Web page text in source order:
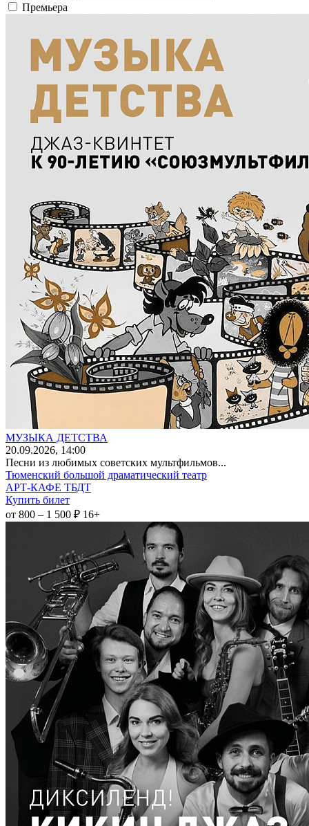
Премьера
МУЗЫКА ДЕТСТВА
20.09.2026, 14:00
Песни из любимых советских мультфильмов...
Тюменский большой драматический театр
АРТ-КАФЕ ТБДТ
Купить билет
от 800 – 1 500 ₽ 16+